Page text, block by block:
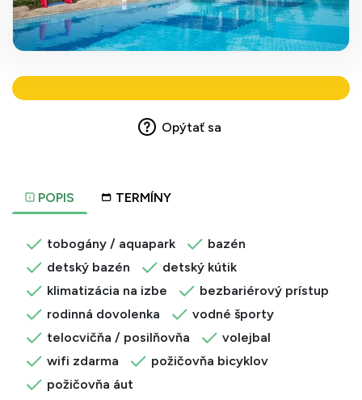
POPIS TERMÍNY
tobogány / aquapark
bazén
detský bazén
detský kútik
klimatizácia na izbe
bezbariérový prístup
rodinná dovolenka
vodné športy
telocvičňa / posilňovňa
volejbal
wifi zdarma
požičovňa bicyklov
požičovňa áut
Opýtať sa